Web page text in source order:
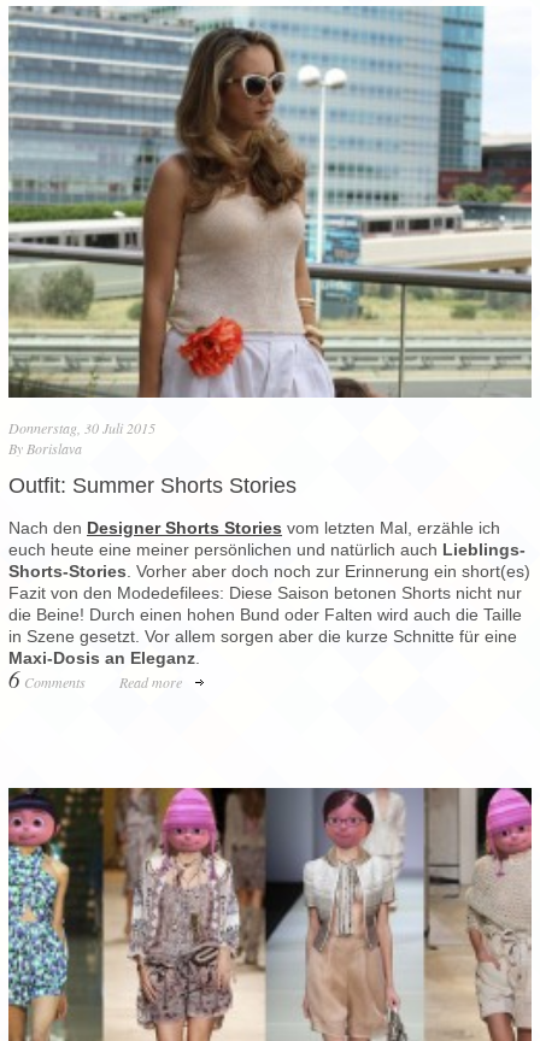
Donnerstag, 30 Juli 2015
By Borislava
Outfit: Summer Shorts Stories
Nach den Designer Shorts Stories vom letzten Mal, erzähle ich
euch heute eine meiner persönlichen und natürlich auch Lieblings-
Shorts-Stories . Vorher aber doch noch zur Erinnerung ein short(es)
Fazit von den Modedefilees: Diese Saison betonen Shorts nicht nur
die Beine! Durch einen hohen Bund oder Falten wird auch die Taille
in Szene gesetzt. Vor allem sorgen aber die kurze Schnitte für eine
Maxi-Dosis an Eleganz
6 Comments Read more